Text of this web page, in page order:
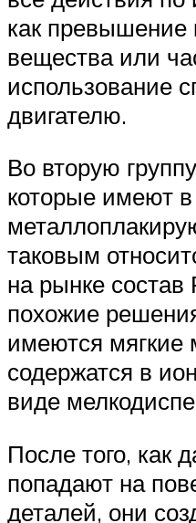
как превышение
вещества или
использование
двигателю.
Во вторую
которые имеют
таковым
на рынке
похожие
имеются мягкие
содержатся в
виде
После того, как
попадают на
деталей, они